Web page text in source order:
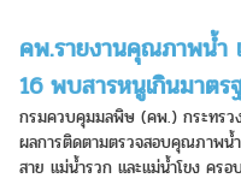
คพ.รายงานคุณภาพน้ำ
16 พบสารหนูเกินมาตร
กรมควบคุมมลพิษ (คพ.) กระทรว
ผลการติดตามตรวจสอบคุณภาพน้
สาย แม่น้ำรวก และแม่น้ำโขง ครอ